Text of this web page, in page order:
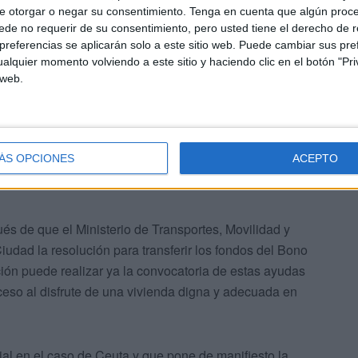
otorgar o negar su consentimiento. Tenga en cuenta que algún
no requerir de su consentimiento, pero usted tiene el derecho de
se aplicarán solo a este sitio web. Puede cambiar sus
momento volviendo a este sitio y haciendo clic en el botón
OPCIONES ACEPTO
puesta en marcha "inminente" de la convocatoria
puesta en marcha por el Gobierno que preside
su emancipación o en todo caso el acceso a
alquiler o cesión de uso.
de que el Ministerio de Transportes, Movilidad y
la resolución para transferir los fondos del Bono
puede realizar ya la convocatoria de estas ayudas
al disfrute de una vivienda digna y adecuada en